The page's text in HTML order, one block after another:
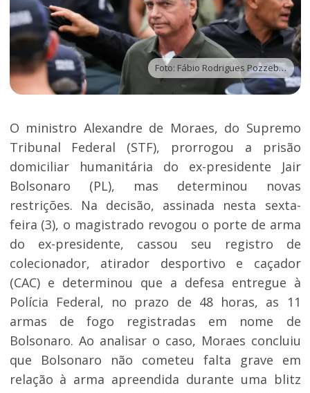
Foto: Fábio Rodrigues Pozzebom | Agência Brasil
O ministro Alexandre de Moraes, do Supremo
Tribunal Federal (STF), prorrogou a prisão
domiciliar humanitária do ex-presidente Jair
Bolsonaro (PL), mas determinou novas
restrições. Na decisão, assinada nesta sexta-
feira (3), o magistrado revogou o porte de arma
do ex-presidente, cassou seu registro de
colecionador, atirador desportivo e caçador
(CAC) e determinou que a defesa entregue à
Polícia Federal, no prazo de 48 horas, as 11
armas de fogo registradas em nome de
Bolsonaro. Ao analisar o caso, Moraes concluiu
que Bolsonaro não cometeu falta grave em
relação à arma apreendida durante uma blitz